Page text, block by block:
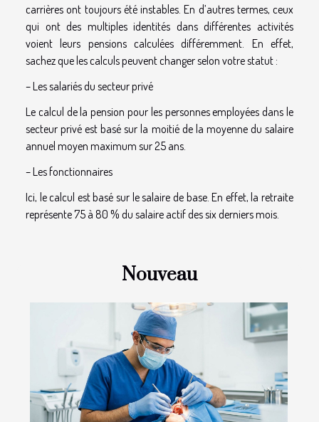
carrières ont toujours été instables. En d’autres termes, ceux
qui ont des multiples identités dans différentes activités
voient leurs pensions calculées différemment. En effet,
sachez que les calculs peuvent changer selon votre statut :
– Les salariés du secteur privé
Le calcul de la pension pour les personnes employées dans le
secteur privé est basé sur la moitié de la moyenne du salaire
annuel moyen maximum sur 25 ans.
– Les fonctionnaires
Ici, le calcul est basé sur le salaire de base. En effet, la retraite
représente 75 à 80 % du salaire actif des six derniers mois.
Nouveau